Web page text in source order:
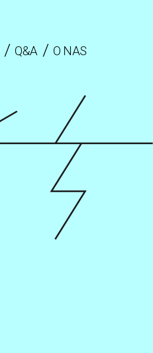
Q&A O NAS